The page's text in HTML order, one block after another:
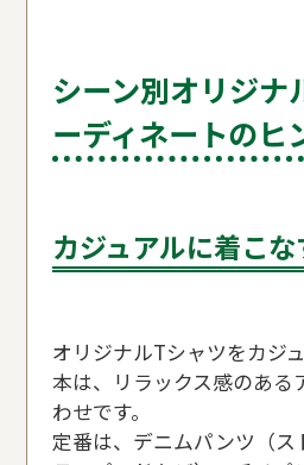
シーン別オリジナ
ーディネートのヒ
カジュアルに着こ
オリジナルTシャツをカジ
本は、リラックス感のある
わせです。
定番は、デニムパンツ（ス